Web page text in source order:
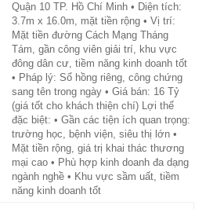
Quận 10 TP. Hồ Chí Minh • Diện tích:
3.7m x 16.0m, mặt tiền rộng • Vị trí:
Mặt tiền đường Cách Mạng Tháng
Tám, gần công viên giải trí, khu vực
đông dân cư, tiềm năng kinh doanh tốt
• Pháp lý: Sổ hồng riêng, công chứng
sang tên trong ngày • Giá bán: 16 Tỷ
(giá tốt cho khách thiện chí) Lợi thế
đặc biệt: • Gần các tiện ích quan trọng:
trường học, bệnh viện, siêu thị lớn •
Mặt tiền rộng, giá trị khai thác thương
mại cao • Phù hợp kinh doanh đa dạng
ngành nghề • Khu vực sầm uất, tiềm
năng kinh doanh tốt